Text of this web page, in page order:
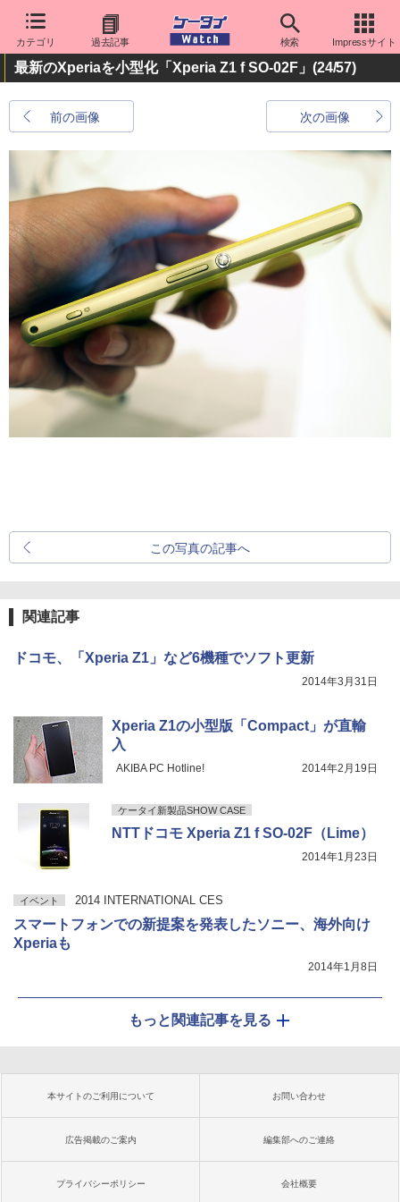
カテゴリ 過去記事 検索 Impressサイト
最新のXperiaを小型化「Xperia Z1 f SO-02F」 (24/57)
前の画像 次の画像
この写真の記事へ
関連記事
ドコモ、「Xperia Z1」など6機種でソフト更新
2014年3月31日
Xperia Z1の小型版「Compact」が直輸
入
AKIBA PC Hotline! 2014年2月19日
ケータイ新製品SHOW CASE
NTTドコモ Xperia Z1 f SO-02F（Lime）
2014年1月23日
イベント 2014 INTERNATIONAL CES
スマートフォンでの新提案を発表したソニー、海外向け
Xperiaも
2014年1月8日
もっと関連記事を見る
本サイトのご利用について お問い合わせ
広告掲載のご案内 編集部へのご連絡
プライバシーポリシー 会社概要